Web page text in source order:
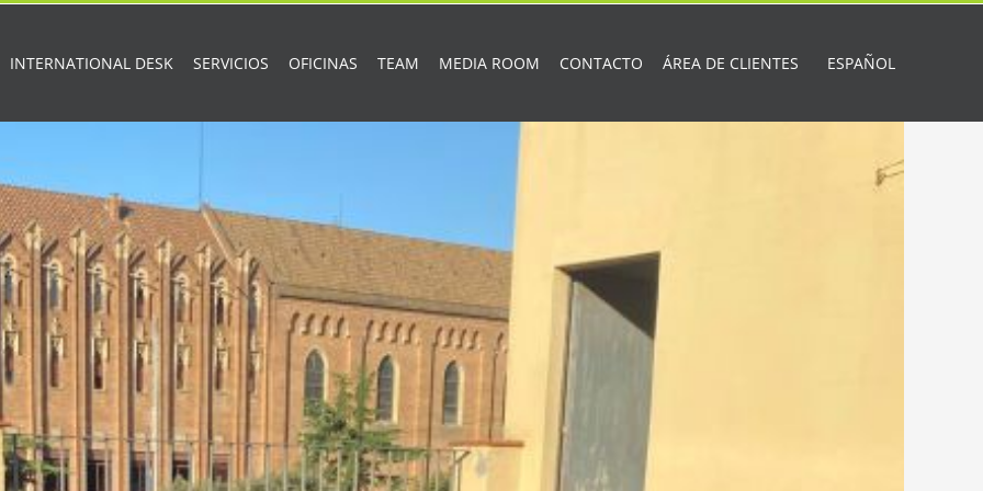
INTERNATIONAL DESK SERVICIOS OFICINAS TEAM MEDIA ROOM CONTACTO ÁREA DE CLIENTES ESPAÑOL